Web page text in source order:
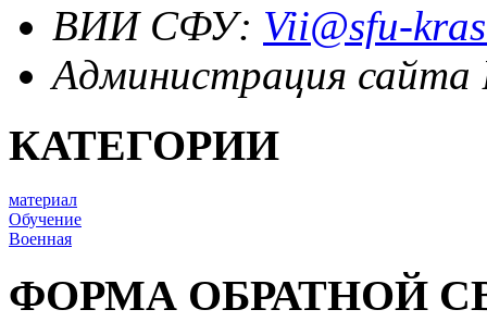
ВИИ СФУ: Vii@sfu-
Администрация
КАТЕГОРИИ
материал
Обучение
Военная
ФОРМА ОБРАТНОЙ